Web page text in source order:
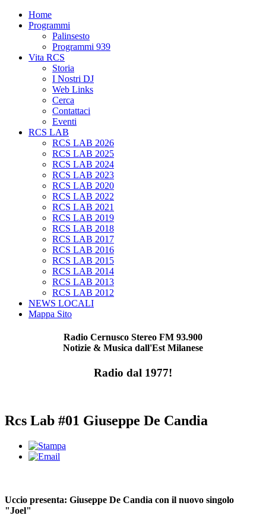
Home
Programmi
Palinsesto
Programmi 939
Vita RCS
Storia
I Nostri DJ
Web Links
Cerca
Contattaci
Eventi
RCS LAB
RCS LAB 2026
RCS LAB 2025
RCS LAB 2024
RCS LAB 2023
RCS LAB 2020
RCS LAB 2022
RCS LAB 2021
RCS LAB 2019
RCS LAB 2018
RCS LAB 2017
RCS LAB 2016
RCS LAB 2015
RCS LAB 2014
RCS LAB 2013
RCS LAB 2012
NEWS LOCALI
Mappa Sito
Radio Cernusco Stereo FM 93.900
Notizie & Musica dall'Est Milanese
Radio dal 1977!
Rcs Lab #01 Giuseppe De Candia
Uccio presenta: Giuseppe De Candia con il nuovo singolo
"Joel"